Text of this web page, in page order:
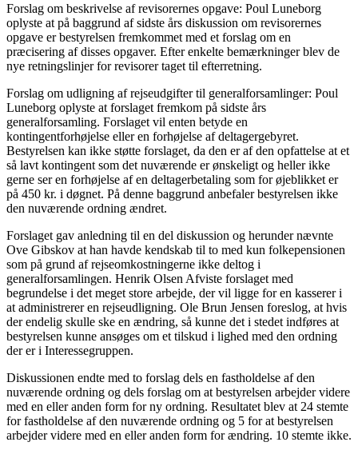
Forslag om beskrivelse af revisorernes opgave: Poul Luneborg
oplyste at på baggrund af sidste års diskussion om revisorernes
opgave er bestyrelsen fremkommet med et forslag om en
præcisering af disses opgaver. Efter enkelte bemærkninger blev de
nye retningslinjer for revisorer taget til efterretning.
Forslag om udligning af rejseudgifter til generalforsamlinger: Poul
Luneborg oplyste at forslaget fremkom på sidste års
generalforsamling. Forslaget vil enten betyde en
kontingentforhøjelse eller en forhøjelse af deltagergebyret.
Bestyrelsen kan ikke støtte forslaget, da den er af den opfattelse at et
så lavt kontingent som det nuværende er ønskeligt og heller ikke
gerne ser en forhøjelse af en deltagerbetaling som for øjeblikket er
på 450 kr. i døgnet. På denne baggrund anbefaler bestyrelsen ikke
den nuværende ordning ændret.
Forslaget gav anledning til en del diskussion og herunder nævnte
Ove Gibskov at han havde kendskab til to med kun folkepensionen
som på grund af rejseomkostningerne ikke deltog i
generalforsamlingen. Henrik Olsen Afviste forslaget med
begrundelse i det meget store arbejde, der vil ligge for en kasserer i
at administrerer en rejseudligning. Ole Brun Jensen foreslog, at hvis
der endelig skulle ske en ændring, så kunne det i stedet indføres at
bestyrelsen kunne ansøges om et tilskud i lighed med den ordning
der er i Interessegruppen.
Diskussionen endte med to forslag dels en fastholdelse af den
nuværende ordning og dels forslag om at bestyrelsen arbejder videre
med en eller anden form for ny ordning. Resultatet blev at 24 stemte
for fastholdelse af den nuværende ordning og 5 for at bestyrelsen
arbejder videre med en eller anden form for ændring. 10 stemte ikke.